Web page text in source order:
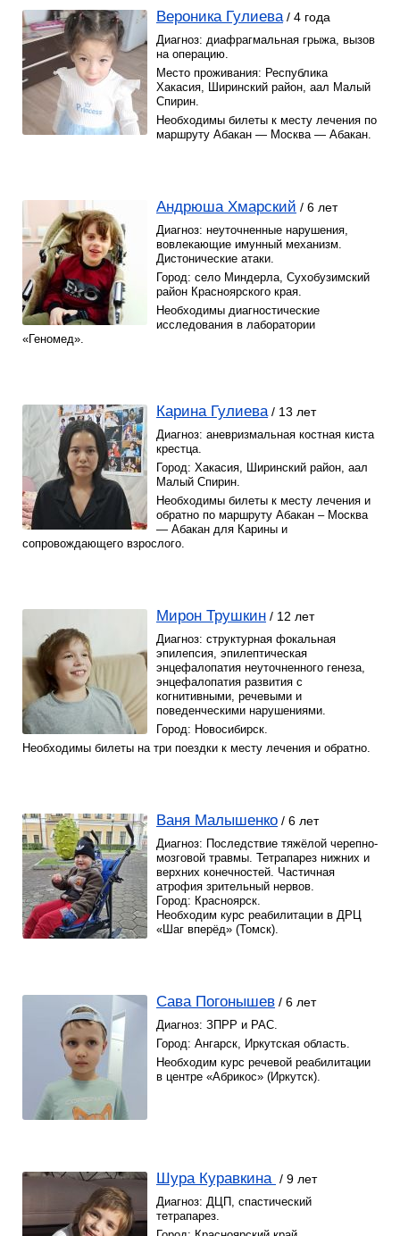
Вероника Гулиева / 4 года
Диагноз: диафрагмальная грыжа, вызов
на операцию.
Место проживания: Республика
Хакасия, Ширинский район, аал Малый
Спирин.
Необходимы билеты к месту лечения по
маршруту Абакан — Москва — Абакан.
Андрюша Хмарский / 6 лет
Диагноз: неуточненные нарушения,
вовлекающие имунный механизм.
Дистонические атаки.
Город: село Миндерла, Сухобузимский
район Красноярского края.
Необходимы диагностические
исследования в лаборатории
«Геномед».
Карина Гулиева / 13 лет
Диагноз: аневризмальная костная киста
крестца.
Город: Хакасия, Ширинский район, аал
Малый Спирин.
Необходимы билеты к месту лечения и
обратно по маршруту Абакан – Москва
— Абакан для Карины и
сопровождающего взрослого.
Мирон Трушкин / 12 лет
Диагноз: структурная фокальная
эпилепсия, эпилептическая
энцефалопатия неуточненного генеза,
энцефалопатия развития с
когнитивными, речевыми и
поведенческими нарушениями.
Город: Новосибирск.
Необходимы билеты на три поездки к месту лечения и обратно.
Ваня Малышенко / 6 лет
Диагноз: Последствие тяжёлой черепно-
мозговой травмы. Тетрапарез нижних и
верхних конечностей. Частичная
атрофия зрительный нервов.
Город: Красноярск.
Необходим курс реабилитации в ДРЦ
«Шаг вперёд» (Томск).
Сава Погонышев / 6 лет
Диагноз: ЗПРР и РАС.
Город: Ангарск, Иркутская область.
Необходим курс речевой реабилитации
в центре «Абрикос» (Иркутск).
Шура Куравкина / 9 лет
Диагноз: ДЦП, спастический
тетрапарез.